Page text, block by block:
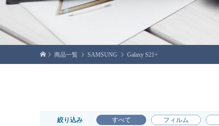
商品一覧 SAMSUNG Galaxy S21+
絞り込み すべて フィルム